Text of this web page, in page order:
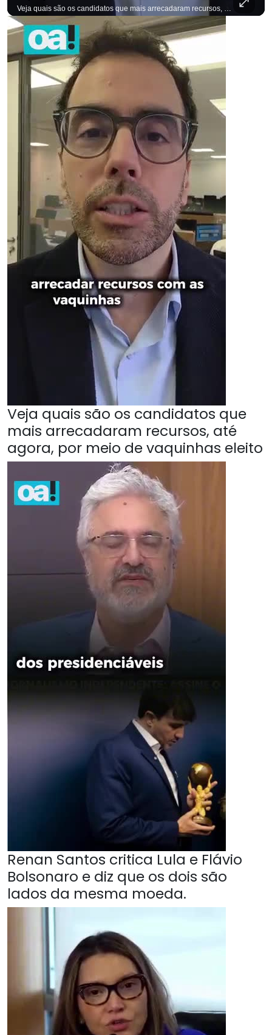
Veja quais são os candidatos que
mais arrecadaram recursos, até
agora, por meio de vaquinhas eleito
Renan Santos critica Lula e Flávio
Bolsonaro e diz que os dois são
lados da mesma moeda.